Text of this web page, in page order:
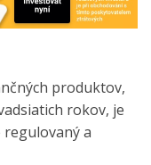
produktov,
rokov, je
a